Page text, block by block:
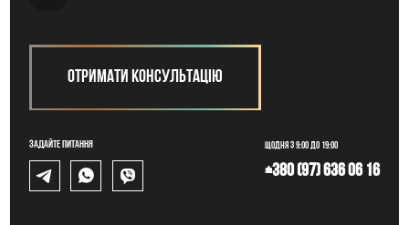
Отримати консультацію
Задайте питання Щодня з 9:00 до 19:00
+380 (97) 636 06 16